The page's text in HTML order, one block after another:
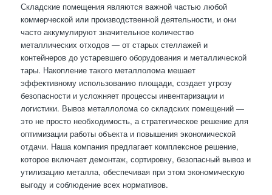
Складские помещения являются важной частью любой
коммерческой или производственной деятельности, и они
часто аккумулируют значительное количество
металлических отходов — от старых стеллажей и
контейнеров до устаревшего оборудования и металлической
тары. Накопление такого металлолома мешает
эффективному использованию площади, создает угрозу
безопасности и усложняет процессы инвентаризации и
логистики. Вывоз металлолома со складских помещений —
это не просто необходимость, а стратегическое решение для
оптимизации работы объекта и повышения экономической
отдачи. Наша компания предлагает комплексное решение,
которое включает демонтаж, сортировку, безопасный вывоз и
утилизацию металла, обеспечивая при этом экономическую
выгоду и соблюдение всех нормативов.